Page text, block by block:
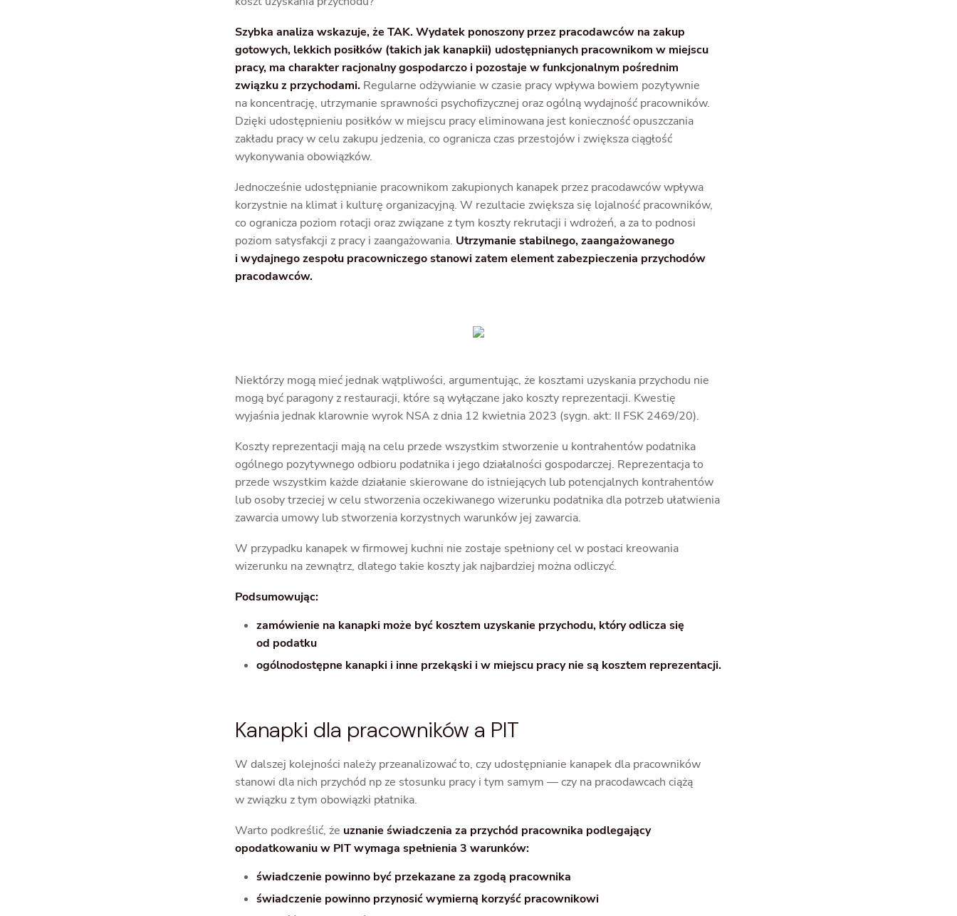
Szybka analiza wskazuje, że TAK. Wydatek ponoszony przez pracodawców na zakup
gotowych, lekkich posiłków (takich jak kanapkii) udostępnianych pracownikom w miejscu
pracy, ma charakter racjonalny gospodarczo i pozostaje w funkcjonalnym pośrednim
związku z przychodami. Regularne odżywianie w czasie pracy wpływa bowiem pozytywnie
na koncentrację, utrzymanie sprawności psychofizycznej oraz ogólną wydajność pracowników.
Dzięki udostępnieniu posiłków w miejscu pracy eliminowana jest konieczność opuszczania
zakładu pracy w celu zakupu jedzenia, co ogranicza czas przestojów i zwiększa ciągłość
wykonywania obowiązków.
Jednocześnie udostępnianie pracownikom zakupionych kanapek przez pracodawców wpływa
korzystnie na klimat i kulturę organizacyjną. W rezultacie zwiększa się lojalność pracowników,
co ogranicza poziom rotacji oraz związane z tym koszty rekrutacji i wdrożeń, a za to podnosi
poziom satysfakcji z pracy i zaangażowania. Utrzymanie stabilnego, zaangażowanego
i wydajnego zespołu pracowniczego stanowi zatem element zabezpieczenia przychodów
pracodawców.
Niektórzy mogą mieć jednak wątpliwości, argumentując, że kosztami uzyskania przychodu nie
mogą być paragony z restauracji, które są wyłączane jako koszty reprezentacji. Kwestię
wyjaśnia jednak klarownie wyrok NSA z dnia 12 kwietnia 2023 (sygn. akt: II FSK 2469/20).
Koszty reprezentacji mają na celu przede wszystkim stworzenie u kontrahentów podatnika
ogólnego pozytywnego odbioru podatnika i jego działalności gospodarczej. Reprezentacja to
przede wszystkim każde działanie skierowane do istniejących lub potencjalnych kontrahentów
lub osoby trzeciej w celu stworzenia oczekiwanego wizerunku podatnika dla potrzeb ułatwienia
zawarcia umowy lub stworzenia korzystnych warunków jej zawarcia.
W przypadku kanapek w firmowej kuchni nie zostaje spełniony cel w postaci kreowania
wizerunku na zewnątrz, dlatego takie koszty jak najbardziej można odliczyć.
Podsumowując:
zamówienie na kanapki może być kosztem uzyskanie przychodu, który odlicza się
od podatku
ogólnodostępne kanapki i inne przekąski i w miejscu pracy nie są kosztem reprezentacji.
Kanapki dla pracowników a PIT
W dalszej kolejności należy przeanalizować to, czy udostępnianie kanapek dla pracowników
stanowi dla nich przychód np ze stosunku pracy i tym samym — czy na pracodawcach ciążą
w związku z tym obowiązki płatnika.
Warto podkreślić, że uznanie świadczenia za przychód pracownika podlegający
opodatkowaniu w PIT wymaga spełnienia 3 warunków:
świadczenie powinno być przekazane za zgodą pracownika
świadczenie powinno przynosić wymierną korzyść pracownikowi